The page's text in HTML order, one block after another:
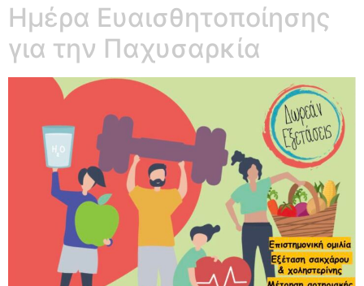
Ημέρα Ευαισθητοποίησης
για την Παχυσαρκία